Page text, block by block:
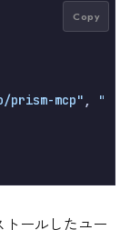
prism-mcp" , "."
Copy
トールしたユー